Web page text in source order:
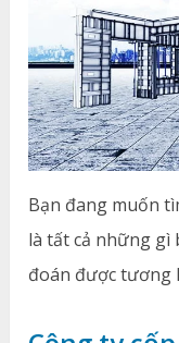
Bạn đang muốn
là tất cả những gì
đoán được tương